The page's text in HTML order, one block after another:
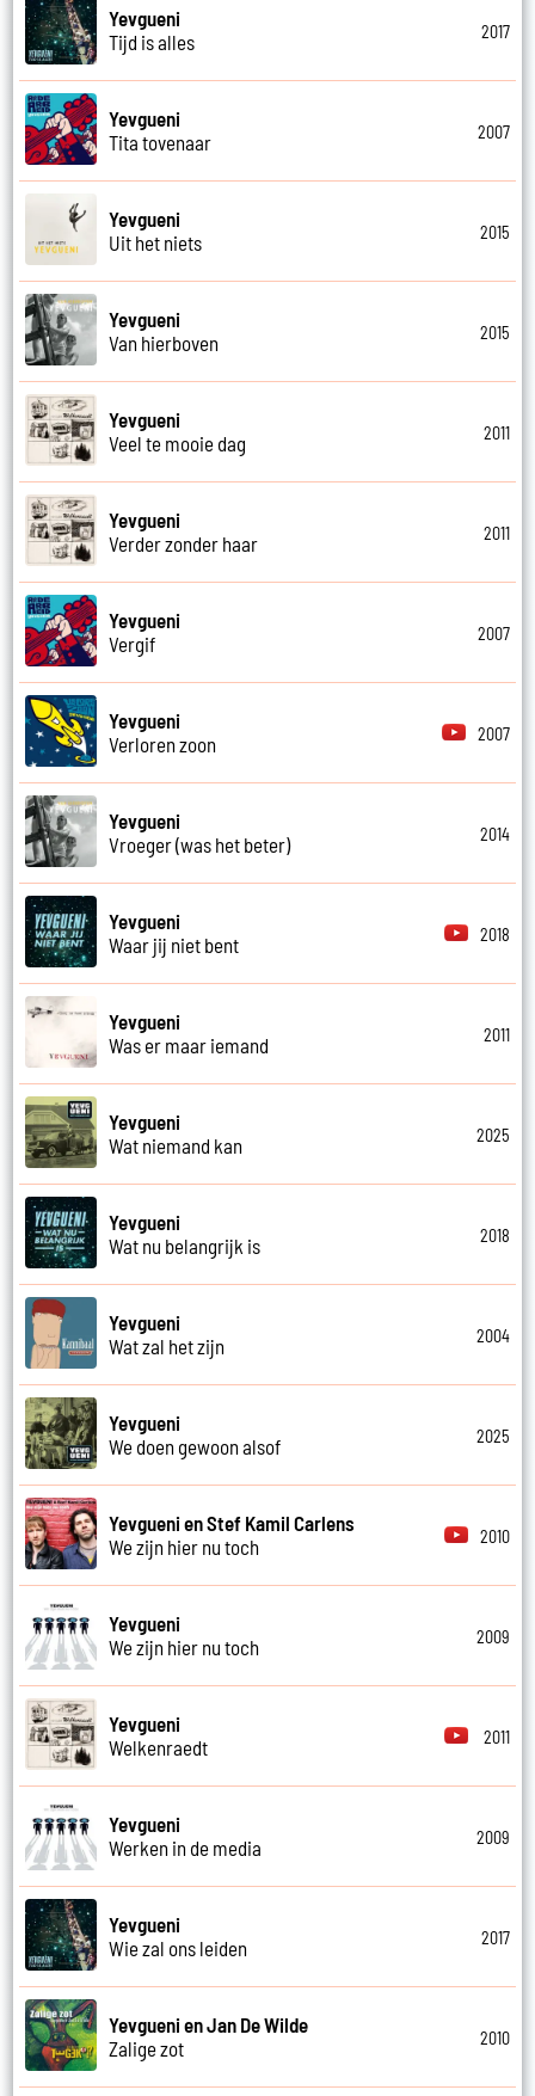
Yevgueni
Tijd is alles
2017
Yevgueni
Tita tovenaar
2007
Yevgueni
Uit het niets
2015
Yevgueni
Van hierboven
2015
Yevgueni
Veel te mooie dag
2011
Yevgueni
Verder zonder haar
2011
Yevgueni
Vergif
2007
Yevgueni
Verloren zoon
2007
Yevgueni
Vroeger (was het beter)
2014
Yevgueni
Waar jij niet bent
2018
Yevgueni
Was er maar iemand
2011
Yevgueni
Wat niemand kan
2025
Yevgueni
Wat nu belangrijk is
2018
Yevgueni
Wat zal het zijn
2004
Yevgueni
We doen gewoon alsof
2025
Yevgueni en Stef Kamil Carlens
We zijn hier nu toch
2010
Yevgueni
We zijn hier nu toch
2009
Yevgueni
Welkenraedt
2011
Yevgueni
Werken in de media
2009
Yevgueni
Wie zal ons leiden
2017
Yevgueni en Jan De Wilde
Zalige zot
2010